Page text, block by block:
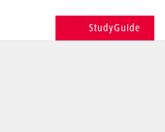
StudyGuide